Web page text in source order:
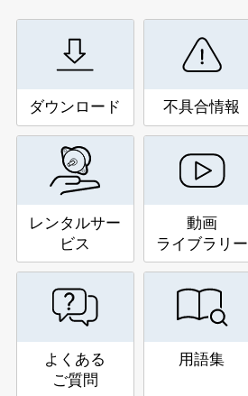
ダウンロード 不具合情報
レンタルサー
ビス
動画
ライブラリー
よくある
ご質問
用語集